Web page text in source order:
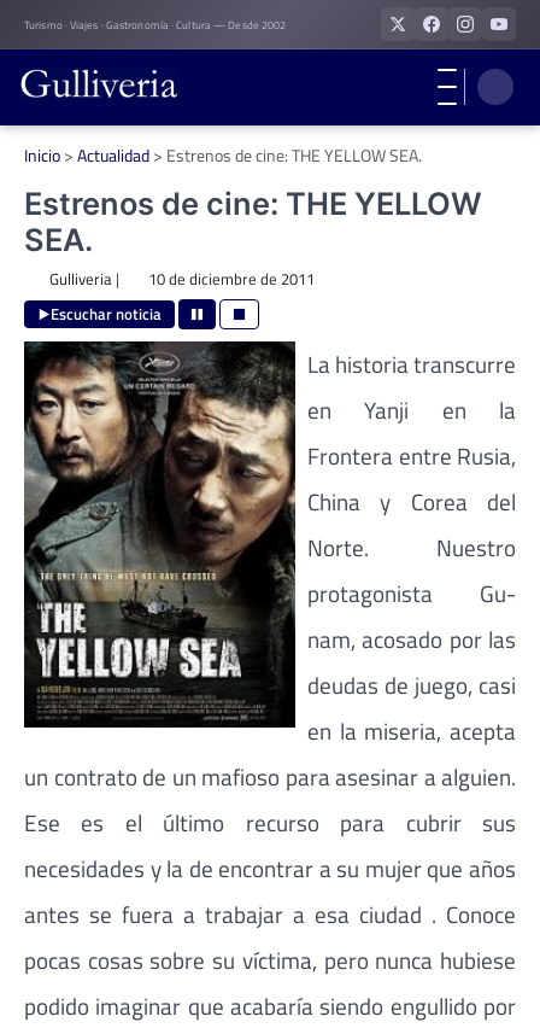
Skip
to
content
Turismo · Viajes · Gastronomía · Cultura — Desde 2002
Inicio>Actualidad> Estrenos de cine: THE YELLOW SEA.
Estrenos de cine: THE YELLOW
SEA.
Gulliveria| 10 de diciembre de 2011
Escuchar noticia
La historia transcurre
en Yanji en la
Frontera entre Rusia,
China y Corea del
Norte. Nuestro
protagonista Gu-
nam, acosado por las
deudas de juego, casi
en la miseria, acepta
un contrato de un mafioso para asesinar a alguien.
Ese es el último recurso para cubrir sus
necesidades y la de encontrar a su mujer que años
antes se fuera a trabajar a esa ciudad . Conoce
pocas cosas sobre su víctima, pero nunca hubiese
podido imaginar que acabaría siendo engullido por